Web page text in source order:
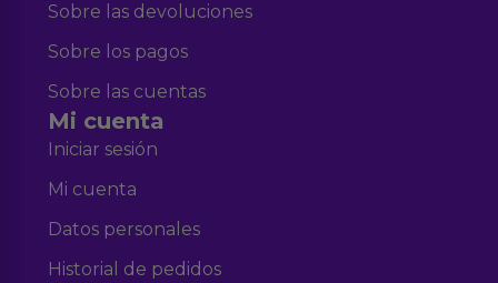
Sobre las devoluciones
Sobre los pagos
Sobre las cuentas
Mi cuenta
Iniciar sesión
Mi cuenta
Datos personales
Historial de pedidos